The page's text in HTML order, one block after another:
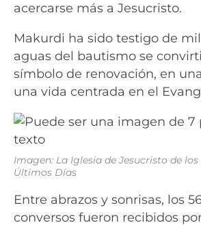
acercarse más a Jesucristo.
Makurdi ha sido testigo de
aguas del bautismo se
símbolo de renovación, en
una vida centrada en el
Imagen: La Iglesia de Jesucristo de
Últimos Días
Entre abrazos y sonrisas, los
conversos fueron recibidos